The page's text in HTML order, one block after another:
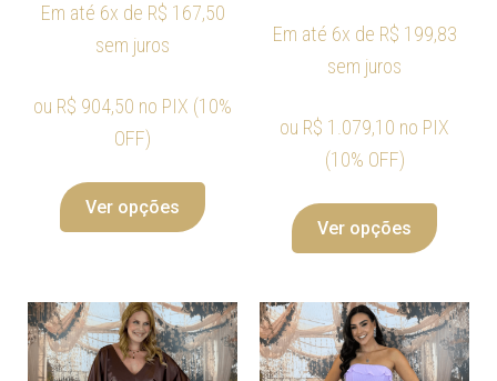
Em até 6x de R$ 167,50
sem juros
ou R$ 904,50 no PIX (10%
OFF)
Ver opções
Em até 6x de R$ 199,83
sem juros
ou R$ 1.079,10 no PIX
(10% OFF)
Ver opções